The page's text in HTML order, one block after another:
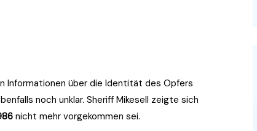
Informationen über die Identität des Opfers
noch unklar. Sheriff Mikesell zeigte sich
nicht mehr vorgekommen sei.